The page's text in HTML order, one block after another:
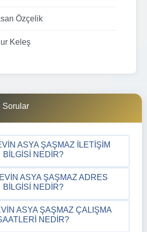
Özçelik
Keleş
Sorular
ASYA ŞAŞMAZ İLETIŞIM
BILGISI NEDIR?
ASYA ŞAŞMAZ ADRES
BILGISI NEDIR?
ASYA ŞAŞMAZ ÇALIŞMA
NEDIR?